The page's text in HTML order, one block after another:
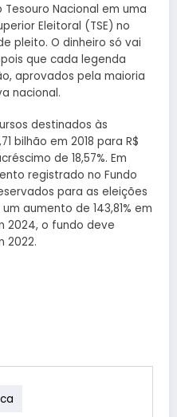
Nacional em uma
Eleitoral (TSE) no
pleito. O dinheiro só vai
que cada legenda
aprovados pela maioria
nacional.
destinados às
bilhão em 2018 para R$
de 18,57%. Em
registrado no Fundo
para as eleições
aumento de 143,81% em
2024, o fundo deve
2022.